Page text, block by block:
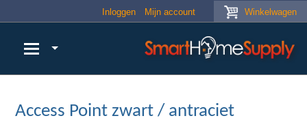
Winkelwagen
Inloggen Mijn account
Access Point zwart / antraciet